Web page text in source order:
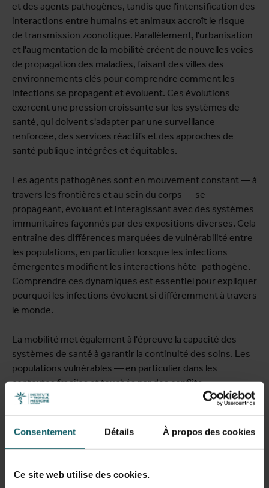
Consentement Détails À propos des cookies
Ce site web utilise des cookies.
et des agents pathogènes, tandis que l'intensification des
interactions entre humains et animaux accroît le risque
de transmission zoonotique. Parallèlement, l'urbanisation
et l'augmentation de la mobilité créent de nouvelles voies
de propagation des maladies, faisant des villes des
environnements clés pour comprendre comment les
infections se propagent et évoluent. Ces évolutions
exercent une pression croissante sur les systèmes de
santé, qui doivent s'adapter par une surveillance
renforcée, des services réactifs et des approches de
santé publique intégrées et équitables.
Les agents pathogènes sont en mouvement constant — à
travers les frontières et au sein du corps — se
propageant, évoluant et interagissant avec des systèmes
immunitaires façonnés par des expositions diverses. Cela
entraîne des différences marquées de vulnérabilité entre
les populations, en particulier lorsque les infections
émergentes modifient les interactions hôte–pathogène.
Comprendre ces dynamiques est essentiel pour expliquer
pourquoi les infections évoluent si différemment à travers
le monde.
La mobilité met également à l'épreuve la capacité des
systèmes de santé à garantir la continuité des soins. Les
populations vulnérables — en particulier dans les
contextes fragiles et touchés par des conflits —
subissent des interruptions de traitement, de vaccination
priorités de financement et la diminution du soutien
international exercent une pression accrue sur les
durabilité et de résilience.